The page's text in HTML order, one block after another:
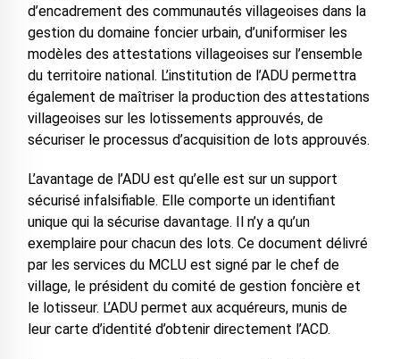
d’encadrement des communautés villageoises dans la
gestion du domaine foncier urbain, d’uniformiser les
modèles des attestations villageoises sur l’ensemble
du territoire national. L’institution de l’ADU permettra
également de maîtriser la production des attestations
villageoises sur les lotissements approuvés, de
sécuriser le processus d’acquisition de lots approuvés.
L’avantage de l’ADU est qu’elle est sur un support
sécurisé infalsifiable. Elle comporte un identifiant
unique qui la sécurise davantage. Il n’y a qu’un
exemplaire pour chacun des lots. Ce document délivré
par les services du MCLU est signé par le chef de
village, le président du comité de gestion foncière et
le lotisseur. L’ADU permet aux acquéreurs, munis de
leur carte d’identité d’obtenir directement l’ACD.